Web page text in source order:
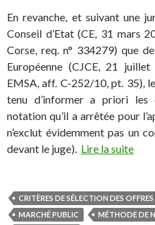
En revanche, et suivant une
Conseil d’Etat (CE, 31 mars
Corse, req. n° 334279) que
Européenne (CJCE, 21
EMSA, aff. C-252/10, pt. 35),
tenu d’informer a priori
notation qu’il a arrêtée pour
n’exclut évidemment pas un
devant le juge). Lire la suite
CRITÈRES DE SÉLECTION DES OFFRES
MARCHÉ PUBLIC
MÉTHODE DE